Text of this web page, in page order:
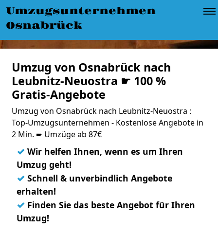
Umzugsunternehmen
Osnabrück
Umzug von Osnabrück nach
Leubnitz-Neuostra ☛ 100 %
Gratis-Angebote
Umzug von Osnabrück nach Leubnitz-Neuostra :
Top-Umzugsunternehmen - Kostenlose Angebote in
2 Min. ➨ Umzüge ab 87€
✓ Wir helfen Ihnen, wenn es um Ihren
Umzug geht!
✓ Schnell & unverbindlich Angebote
erhalten!
✓ Finden Sie das beste Angebot für Ihren
Umzug!